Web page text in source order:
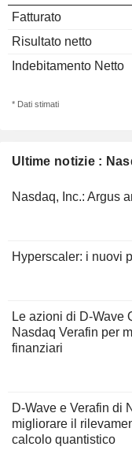
Ultime notizie :
Nasdaq, Inc.: Argus
Hyperscaler: i nuovi
Le azioni di D-Wave
Nasdaq Verafin per
finanziari
D-Wave e Verafin di
migliorare il
calcolo quantistico
Fatturato
Risultato netto
Indebitamento Netto
* Dati stimati